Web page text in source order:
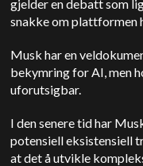
gjelder en debatt som
snakke om plattformen
Musk har en
bekymring for AI, men
uforutsigbar.
I den senere tid har
potensiell eksistensiell
at det å utvikle